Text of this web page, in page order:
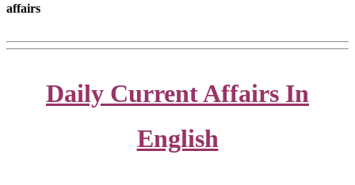
affairs
Daily Current Affairs In
English